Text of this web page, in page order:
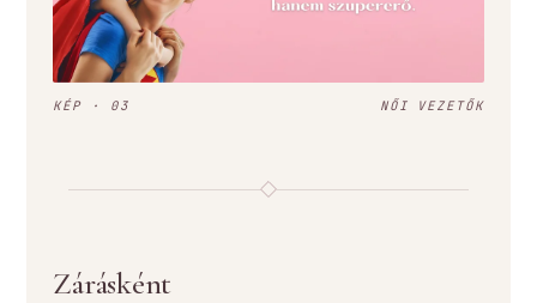
KÉP · 03 NŐI VEZETŐK
Zárásként